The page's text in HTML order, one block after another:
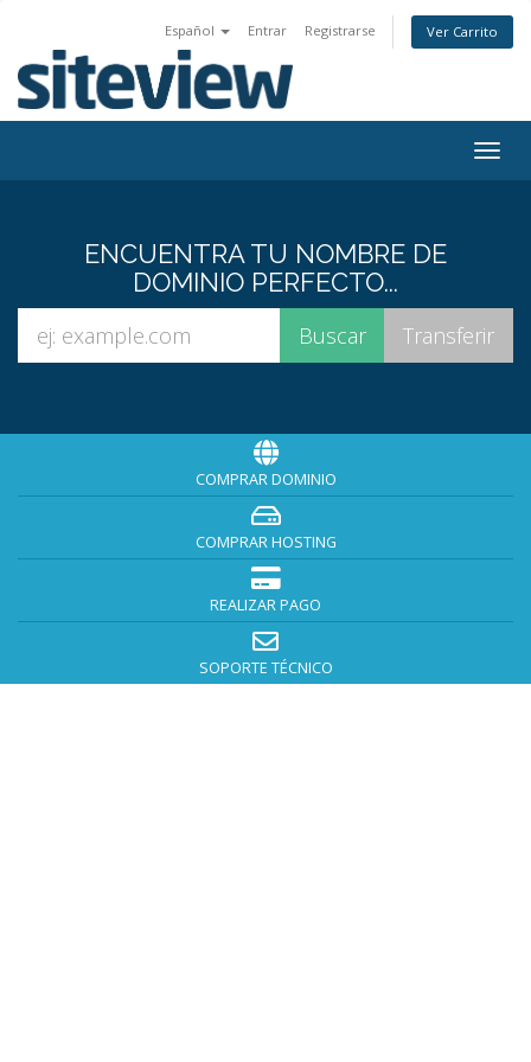
Español Entrar Registrarse Ver Carrito
ENCUENTRA TU NOMBRE DE
DOMINIO PERFECTO...
COMPRAR DOMINIO
COMPRAR HOSTING
REALIZAR PAGO
SOPORTE TÉCNICO